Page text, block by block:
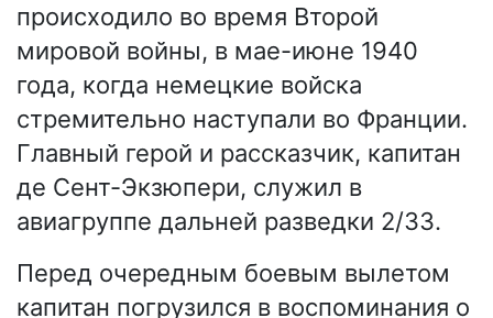
происходило во время Второй
мировой войны, в мае-июне 1940
года, когда немецкие войска
стремительно наступали во Франции.
Главный герой и рассказчик, капитан
де Сент-Экзюпери, служил в
авиагруппе дальней разведки 2/33.
Перед очередным боевым вылетом
капитан погрузился в воспоминания о